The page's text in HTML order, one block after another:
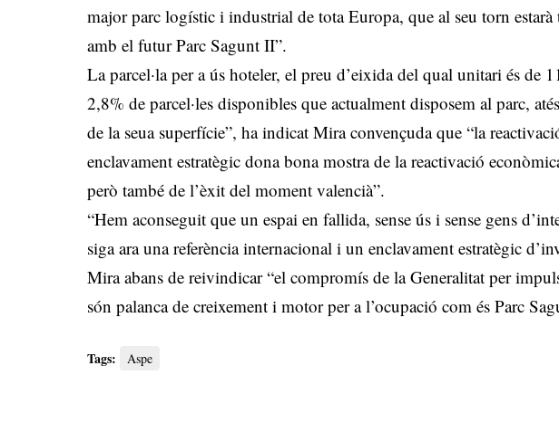
major parc logístic i industrial de tota Europa, que al seu torn estarà
amb el futur Parc Sagunt II”.
La parcel·la per a ús hoteler, el preu d’eixida del qual unitari és de
2,8% de parcel·les disponibles que actualment disposem al parc,
de la seua superfície”, ha indicat Mira convençuda que “la
enclavament estratègic dona bona mostra de la reactivació
però també de l’èxit del moment valencià”.
“Hem aconseguit que un espai en fallida, sense ús i sense gens
siga ara una referència internacional i un enclavament estratègic
Mira abans de reivindicar “el compromís de la Generalitat per
són palanca de creixement i motor per a l’ocupació com és Parc
Tags: Aspe